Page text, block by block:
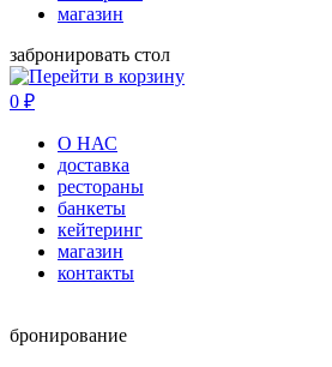
магазин
забронировать стол
0 ₽
О НАС
доставка
рестораны
банкеты
кейтеринг
магазин
контакты
бронирование